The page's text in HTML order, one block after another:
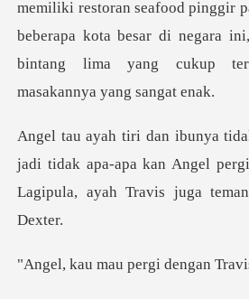
memiliki restoran seafood pinggir
beberapa kota besar di negara i
adi tidak apa-apa kan Angel
Lag
mau pergi de